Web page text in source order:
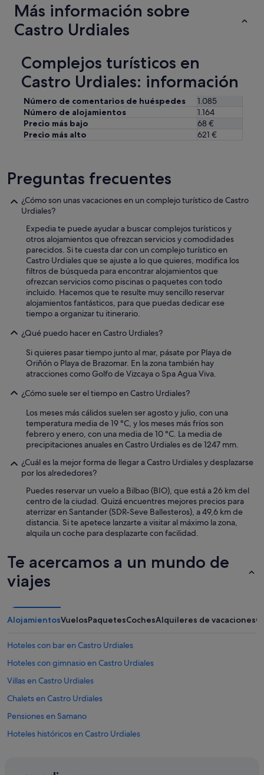
Más información sobre
Castro Urdiales
Complejos turísticos en
Castro Urdiales: información
Número de comentarios de huéspedes
1.085
Número de alojamientos
1.164
Precio más bajo
68 €
Precio más alto
621 €
Preguntas frecuentes
¿Cómo son unas vacaciones en un complejo turístico de Castro
Urdiales?
Expedia te puede ayudar a buscar complejos turísticos y
otros alojamientos que ofrezcan servicios y comodidades
parecidos. Si te cuesta dar con un complejo turístico en
Castro Urdiales que se ajuste a lo que quieres, modifica los
filtros de búsqueda para encontrar alojamientos que
ofrezcan servicios como piscinas o paquetes con todo
incluido. Hacemos que te resulte muy sencillo reservar
alojamientos fantásticos, para que puedas dedicar ese
tiempo a organizar tu itinerario.
¿Qué puedo hacer en Castro Urdiales?
Si quieres pasar tiempo junto al mar, pásate por Playa de
Oriñón o Playa de Brazomar. En la zona también hay
atracciones como Golfo de Vizcaya o Spa Agua Viva.
¿Cómo suele ser el tiempo en Castro Urdiales?
Los meses más cálidos suelen ser agosto y julio, con una
temperatura media de 19 °C, y los meses más fríos son
febrero y enero, con una media de 10 °C. La media de
precipitaciones anuales en Castro Urdiales es de 1247 mm.
¿Cuál es la mejor forma de llegar a Castro Urdiales y desplazarse
por los alrededores?
Puedes reservar un vuelo a Bilbao (BIO), que está a 26 km del
centro de la ciudad. Quizá encuentres mejores precios para
aterrizar en Santander (SDR-Seve Ballesteros), a 49,6 km de
distancia. Si te apetece lanzarte a visitar al máximo la zona,
alquila un coche para desplazarte con facilidad.
Te acercamos a un mundo de
viajes
AlojamientosVuelosPaquetesCochesAlquileres de vacaciones
Hoteles con bar en Castro Urdiales
Hoteles con gimnasio en Castro Urdiales
Villas en Castro Urdiales
Chalets en Castro Urdiales
Pensiones en Samano
Hoteles históricos en Castro Urdiales